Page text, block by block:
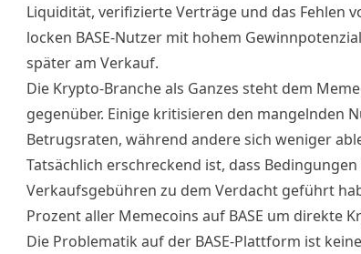
Liquidität, verifizierte Verträge und das Fehlen
locken BASE-Nutzer mit hohem
später am Verkauf.
Die Krypto-Branche als Ganzes steht dem
gegenüber. Einige kritisieren den mangelnden
Betrugsraten, während anderesich weniger
Tatsächlich erschreckend ist, dass
Verkaufsgebühren zu dem Verdacht geführt
Prozent aller Memecoins auf BASE um direkte
Die Problematik auf der BASE-Plattform ist